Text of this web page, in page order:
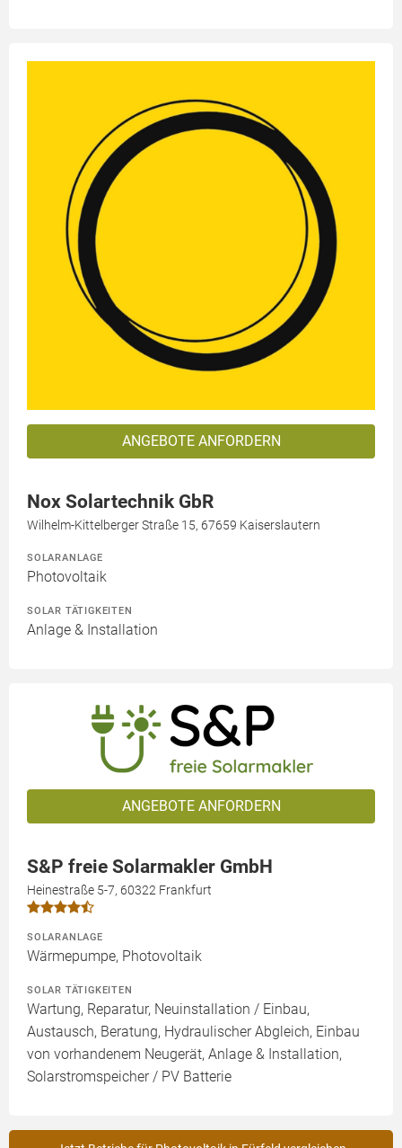
ANGEBOTE ANFORDERN
Nox Solartechnik GbR
Wilhelm-Kittelberger Straße 15, 67659 Kaiserslautern
SOLARANLAGE
Photovoltaik
SOLAR TÄTIGKEITEN
Anlage & Installation
ANGEBOTE ANFORDERN
S&P freie Solarmakler GmbH
Heinestraße 5-7, 60322 Frankfurt
SOLARANLAGE
Wärmepumpe, Photovoltaik
SOLAR TÄTIGKEITEN
Wartung, Reparatur, Neuinstallation / Einbau,
Austausch, Beratung, Hydraulischer Abgleich, Einbau
von vorhandenem Neugerät, Anlage & Installation,
Solarstromspeicher / PV Batterie